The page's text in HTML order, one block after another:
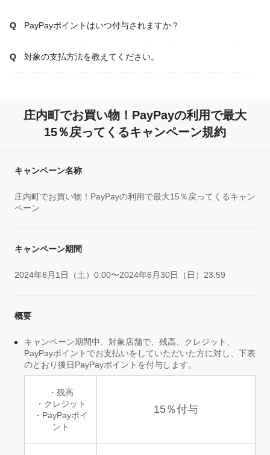
PayPayポイントはいつ付与されますか？
対象の支払方法を教えてください。
庄内町でお買い物！PayPayの利用で最大
15％戻ってくるキャンペーン規約
キャンペーン名称
庄内町でお買い物！PayPayの利用で最大15％戻ってくるキャン
ペーン
キャンペーン期間
2024年6月1日（土）0:00〜2024年6月30日（日）23:59
概要
キャンペーン期間中、対象店舗で、残高、クレジット、
PayPayポイントでお支払いをしていただいた方に対し、下表
のとおり後日PayPayポイントを付与します。
・残高
・クレジット
・PayPayポイ
ント
15％付与